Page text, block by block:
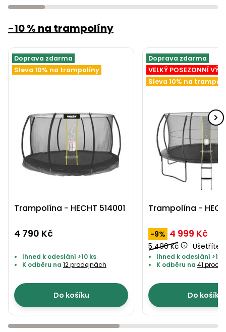
-10 % na trampolíny
Doprava zdarma
Sleva 10% na trampolíny
Trampolína - HECHT 514001
4 790 Kč
Ihned k odeslání >10 ks
K odběru na 12 prodejnách
Do košíku
Doprava zdarma
VELKÝ POSEZONNÍ
Sleva 10% na
Trampolína -
-9% 4 999 Kč
5 490 Kč Ušetříte
Ihned k odeslání >10
K odběru na 41
Do košíku